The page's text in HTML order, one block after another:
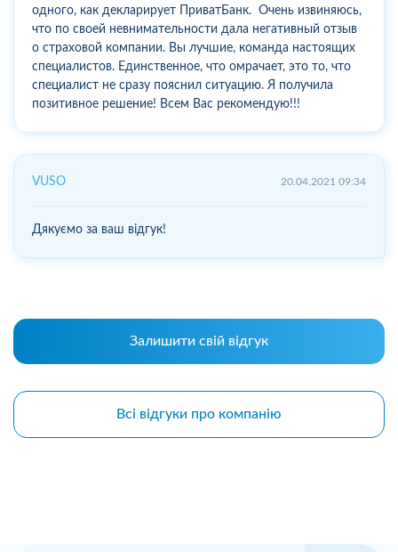
одного, как декларирует ПриватБанк. Очень извиняюсь,
что по своей невнимательности дала негативный отзыв
о страховой компании. Вы лучшие, команда настоящих
специалистов. Единственное, что омрачает, это то, что
специалист не сразу пояснил ситуацию. Я получила
позитивное решение! Всем Вас рекомендую!!!
VUSO 20.04.2021 09:34
Дякуємо за ваш відгук!
Залишити свій відгук
Всі відгуки про компанію